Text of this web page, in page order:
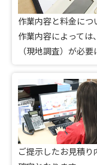
作業内容と料金につ
作業内容によっては
（現地調査）が必
ご提示したお見積